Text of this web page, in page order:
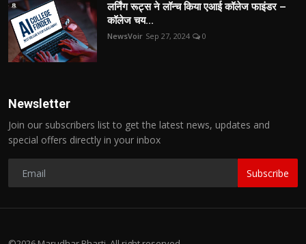
लर्निंग रूट्स ने लॉन्च किया एआई कॉलेज फाइंडर –
कॉलेज चय...
NewsVoir Sep 27, 2024 0
Newsletter
Join our subscribers list to get the latest news, updates and
special offers directly in your inbox
Subscribe